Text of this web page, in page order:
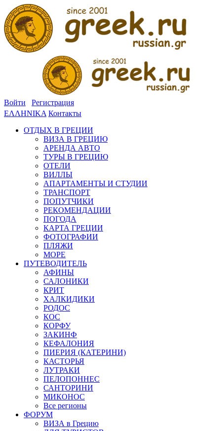
Войти
Регистрация
ΕΛΛΗΝΙΚΑ Контакты
ОТДЫХ В ГРЕЦИИ
ВИЗА В ГРЕЦИЮ
АРЕНДА АВТО
ТУРЫ В ГРЕЦИЮ
ОТЕЛИ
ВИЛЛЫ
АПАРТАМЕНТЫ И СТУДИИ
ТРАНСПОРТ
ПОПУТЧИКИ
РЕКОМЕНДАЦИИ
ПОГОДА
КАРТА ГРЕЦИИ
ФОТОГРАФИИ
ПЛЯЖИ
МОРЕ
ПУТЕВОДИТЕЛЬ
АФИНЫ
САЛОНИКИ
КРИТ
ХАЛКИДИКИ
РОДОС
КОС
КОРФУ
ЗАКИНФ
КЕФАЛОНИЯ
ПИЕРИЯ (КАТЕРИНИ)
КАСТОРЬЯ
ЛУТРАКИ
ПЕЛОПОННЕС
САНТОРИНИ
МИКОНОС
Все регионы
ФОРУМ
ВИЗА в Грецию